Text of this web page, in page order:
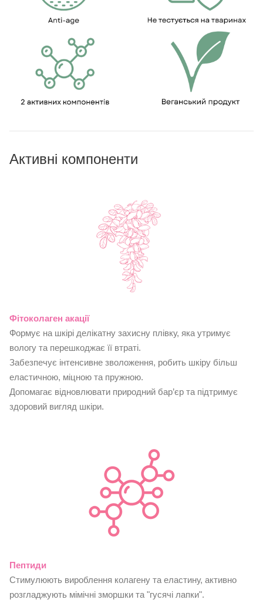
Активні компоненти
Фітоколаген акації
Формує на шкірі делікатну захисну плівку, яка утримує
вологу та перешкоджає її втраті.
Забезпечує інтенсивне зволоження, робить шкіру більш
еластичною, міцною та пружною.
Допомагає відновлювати природний бар’єр та підтримує
здоровий вигляд шкіри.
Пептиди
Стимулюють вироблення колагену та еластину, активно
розгладжують мімічні зморшки та "гусячі лапки".